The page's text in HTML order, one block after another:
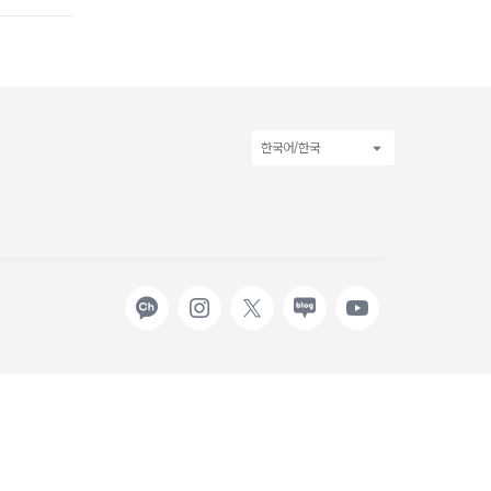
한국어/한국
카카오 인스타그램 네이버 유튜브